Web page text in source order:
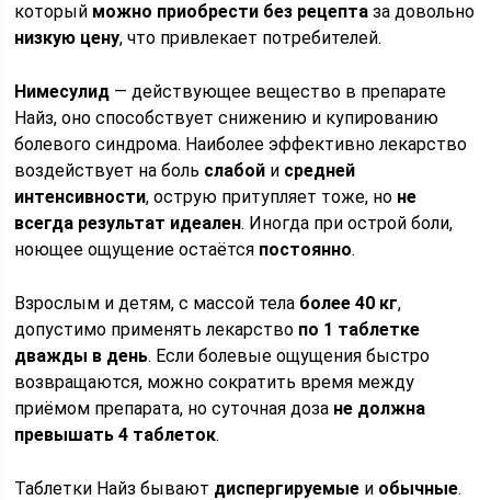
который можно приобрести без рецепта за довольно
низкую цену, что привлекает потребителей.
Нимесулид — действующее вещество в препарате
Найз, оно способствует снижению и купированию
болевого синдрома. Наиболее эффективно лекарство
воздействует на боль слабой и средней
интенсивности, острую притупляет тоже, но не
всегда результат идеален. Иногда при острой боли,
ноющее ощущение остаётся постоянно.
Взрослым и детям, с массой тела более 40 кг,
допустимо применять лекарство по 1 таблетке
дважды в день. Если болевые ощущения быстро
возвращаются, можно сократить время между
приёмом препарата, но суточная доза не должна
превышать 4 таблеток.
Таблетки Найз бывают диспергируемые и обычные.